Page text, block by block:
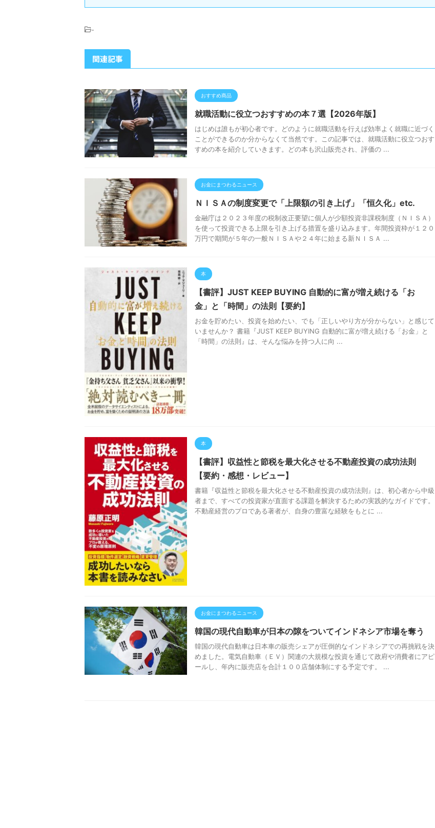
-
関連記事
おすすめ商品
就職活動に役立つおすすめの本７選【2026年版】
はじめは誰もが初心者です。どのように就職活動を行えば効率よく就職に近づく
ことができるのか分からなくて当然です。この記事では、就職活動に役立つおす
すめの本を紹介していきます。どの本も沢山販売され、評価の ...
お金にまつわるニュース
ＮＩＳＡの制度変更で「上限額の引き上げ」「恒久化」etc.
金融庁は２０２３年度の税制改正要望に個人が少額投資非課税制度（ＮＩＳＡ）
を使って投資できる上限を引き上げる措置を盛り込みます。年間投資枠が１２０
万円で期間が５年の一般ＮＩＳＡや２４年に始まる新ＮＩＳＡ ...
本
【書評】JUST KEEP BUYING 自動的に富が増え続ける「お
金」と「時間」の法則【要約】
お金を貯めたい、投資を始めたい、でも「正しいやり方が分からない」と感じて
いませんか？ 書籍『JUST KEEP BUYING 自動的に富が増え続ける「お金」と
「時間」の法則』は、そんな悩みを持つ人に向 ...
本
【書評】収益性と節税を最大化させる不動産投資の成功法則
【要約・感想・レビュー】
書籍『収益性と節税を最大化させる不動産投資の成功法則』は、初心者から中級
者まで、すべての投資家が直面する課題を解決するための実践的なガイドです。
不動産経営のプロである著者が、自身の豊富な経験をもとに ...
お金にまつわるニュース
韓国の現代自動車が日本の隙をついてインドネシア市場を奪う
韓国の現代自動車は日本車の販売シェアが圧倒的なインドネシアでの再挑戦を決
めました。電気自動車（ＥＶ）関連の大規模な投資を通じて政府や消費者にアピ
ールし、年内に販売店を合計１００店舗体制にする予定です。 ...